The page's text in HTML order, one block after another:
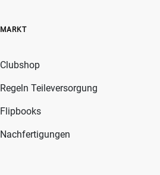
MARKT
Clubshop
Regeln Teileversorgung
Flipbooks
Nachfertigungen